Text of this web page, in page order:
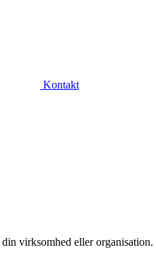
Kontakt
virksomhed eller